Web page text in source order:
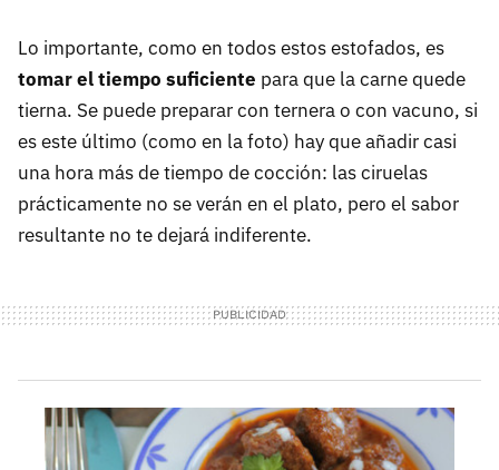
Lo importante, como en todos estos estofados, es
tomar el tiempo suficiente para que la carne quede
tierna. Se puede preparar con ternera o con vacuno, si
es este último (como en la foto) hay que añadir casi
una hora más de tiempo de cocción: las ciruelas
prácticamente no se verán en el plato, pero el sabor
resultante no te dejará indiferente.